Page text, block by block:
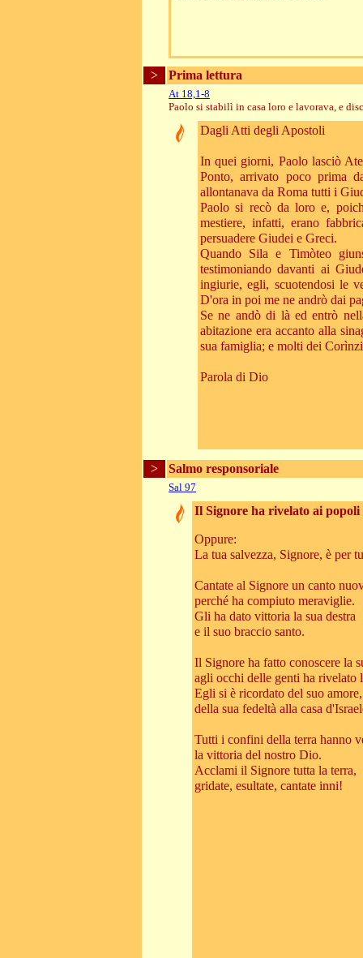
> Prima lettura
At 18,1-8
Paolo si stabilì in casa loro e lavorava, e
Dagli Atti degli Apostoli
In quei giorni, Paolo lasciò
Ponto, arrivato poco prima
allontanava da Roma tutti i
Paolo si recò da loro e,
mestiere, infatti, erano
persuadere Giudei e Greci.
Quando Sila e Timòteo
testimoniando davanti ai
ingiurie, egli, scuotendosi le
D'ora in poi me ne andrò dai
Se ne andò di là ed entrò
abitazione era accanto alla
sua famiglia; e molti dei
Parola di Dio
> Salmo responsoriale
Sal 97
Il Signore ha rivelato ai popoli
Oppure:
La tua salvezza, Signore, è per
Cantate al Signore un canto
perché ha compiuto meraviglie.
Gli ha dato vittoria la sua destra
e il suo braccio santo.
Il Signore ha fatto conoscere la
agli occhi delle genti ha rivelato
Egli si è ricordato del suo amore,
della sua fedeltà alla casa
Tutti i confini della terra hanno
la vittoria del nostro Dio.
Acclami il Signore tutta la terra,
gridate, esultate, cantate inni!